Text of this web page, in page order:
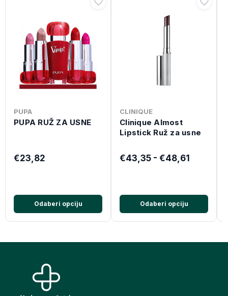
PUPA
PUPA RUŽ ZA USNE
€23,82
Odaberi opciju
CLINIQUE
Clinique Almost
Lipstick Ruž za usne
€43,35 - €48,61
Odaberi opciju